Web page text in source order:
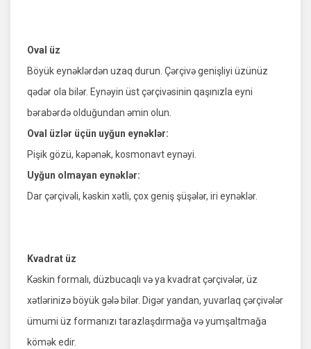
Oval üz
Böyük eynəklərdən uzaq durun. Çərçivə genişliyi üzünüz
qədər ola bilər. Eynəyin üst çərçivəsinin qaşınızla eyni
bərabərdə olduğundan əmin olun.
Oval üzlər üçün uyğun eynəklər:
Pişik gözü, kəpənək, kosmonavt eynəyi.
Uyğun olmayan eynəklər:
Dar çərçivəli, kəskin xətli, çox geniş şüşələr, iri eynəklər.
Kvadrat üz
Kəskin formalı, düzbucaqlı və ya kvadrat çərçivələr, üz
xətlərinizə böyük gələ bilər. Digər yandan, yuvarlaq çərçivələr
ümumi üz formanızı tarazlaşdırmağa və yumşaltmağa
kömək edir.